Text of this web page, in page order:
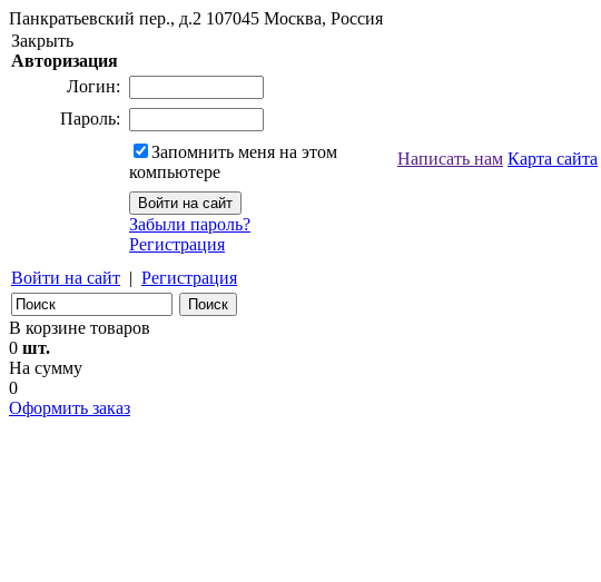
Панкратьевский пер., д.2 107045 Москва, Россия
Закрыть
Авторизация
Логин:
Пароль:
Запомнить меня на этом
компьютере
Забыли пароль?
Регистрация
Войти на сайт | Регистрация
Написать нам Карта сайта
В корзине товаров
0 шт.
На сумму
0
Оформить заказ